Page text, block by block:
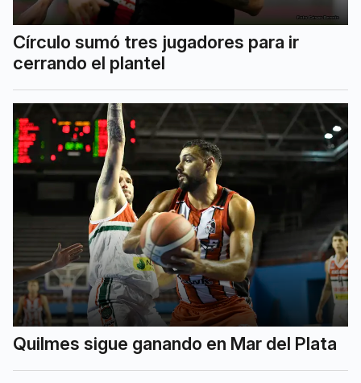
Círculo sumó tres jugadores para ir
cerrando el plantel
Quilmes sigue ganando en Mar del Plata